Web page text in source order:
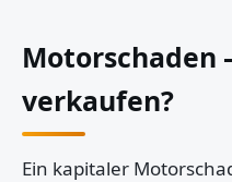
Motorschaden
verkaufen?
Ein kapitaler